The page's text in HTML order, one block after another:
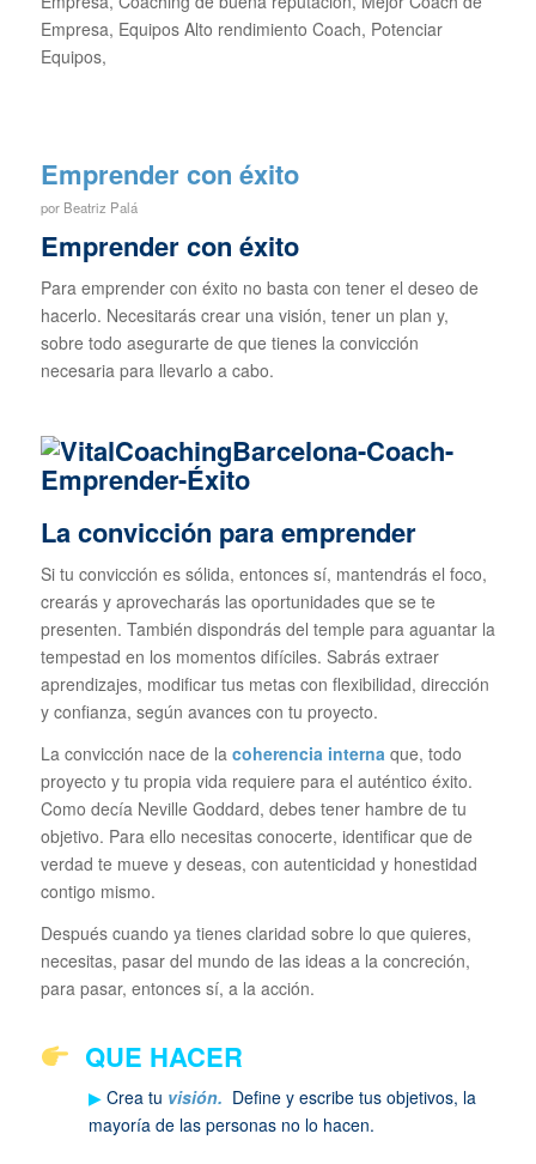
Empresa, Equipos Alto rendimiento Coach, Potenciar
Equipos,
Emprender con éxito
por Beatriz Palá
Emprender con éxito
Para emprender con éxito no basta con tener el deseo de
hacerlo. Necesitarás crear una visión, tener un plan y,
sobre todo asegurarte de que tienes la convicción
necesaria para llevarlo a cabo.
La convicción para emprender
Si tu convicción es sólida, entonces sí, mantendrás el foco,
crearás y aprovecharás las oportunidades que se te
presenten. También dispondrás del temple para aguantar la
tempestad en los momentos difíciles. Sabrás extraer
aprendizajes, modificar tus metas con flexibilidad, dirección
y confianza, según avances con tu proyecto.
La convicción nace de la coherencia interna que, todo
proyecto y tu propia vida requiere para el auténtico éxito.
Como decía Neville Goddard, debes tener hambre de tu
objetivo. Para ello necesitas conocerte, identificar que de
verdad te mueve y deseas, con autenticidad y honestidad
contigo mismo.
Después cuando ya tienes claridad sobre lo que quieres,
necesitas, pasar del mundo de las ideas a la concreción,
para pasar, entonces sí, a la acción.
QUE HACER
▶ Crea tu visión. Define y escribe tus objetivos, la
mayoría de las personas no lo hacen.